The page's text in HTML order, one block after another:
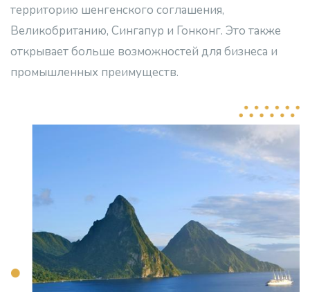
территорию шенгенского соглашения,
Великобританию, Сингапур и Гонконг. Это также
открывает больше возможностей для бизнеса и
промышленных преимуществ.